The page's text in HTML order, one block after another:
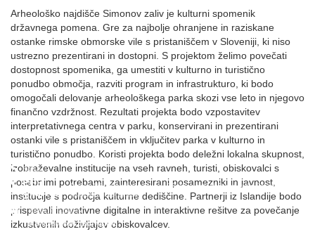
Projekt "AS - arheologija za vse. Oživljanje arheološkega parka Simonov zaliv" se
financira iz EEA sklada.
Arheološko najdišče Simonov zaliv je kulturni spomenik
državnega pomena. Gre za najbolje ohranjene in raziskane
ostanke rimske obmorske vile s pristaniščem v Sloveniji, ki niso
ustrezno prezentirani in dostopni. S projektom želimo povečati
dostopnost spomenika, ga umestiti v kulturno in turistično
ponudbo območja, razviti program in infrastrukturo, ki bodo
omogočali delovanje arheološkega parka skozi vse leto in njegovo
finančno vzdržnost. Rezultati projekta bodo vzpostavitev
interpretativnega centra v parku, konservirani in prezentirani
ostanki vile s pristaniščem in vključitev parka v kulturno in
turistično ponudbo. Koristi projekta bodo deležni lokalna skupnost,
izobraževalne institucije na vseh ravneh, turisti, obiskovalci s
posebnimi potrebami, zainteresirani posamezniki in javnost,
institucije s področja kulturne dediščine. Partnerji iz Islandije bodo
prispevali inovativne digitalne in interaktivne rešitve za povečanje
izkustvenih doživljajev obiskovalcev.